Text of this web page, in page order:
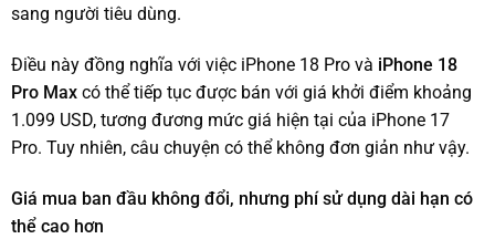
sang người tiêu dùng.
Điều này đồng nghĩa với việc iPhone 18 Pro và iPhone 18
Pro Max có thể tiếp tục được bán với giá khởi điểm khoảng
1.099 USD, tương đương mức giá hiện tại của iPhone 17
Pro. Tuy nhiên, câu chuyện có thể không đơn giản như vậy.
Giá mua ban đầu không đổi, nhưng phí sử dụng dài hạn có
thể cao hơn